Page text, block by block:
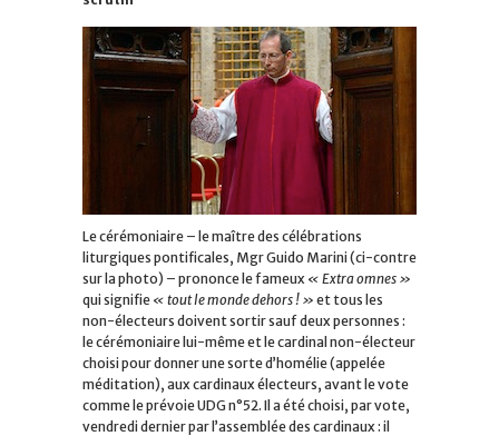
Le cérémoniaire – le maître des célébrations
liturgiques pontificales, Mgr Guido Marini (ci-contre
sur la photo) – prononce le fameux « Extra omnes »
qui signifie « tout le monde dehors ! » et tous les
non-électeurs doivent sortir sauf deux personnes :
le cérémoniaire lui-même et le cardinal non-électeur
choisi pour donner une sorte d’homélie (appelée
méditation), aux cardinaux électeurs, avant le vote
comme le prévoie UDG n°52. Il a été choisi, par vote,
vendredi dernier par l’assemblée des cardinaux : il